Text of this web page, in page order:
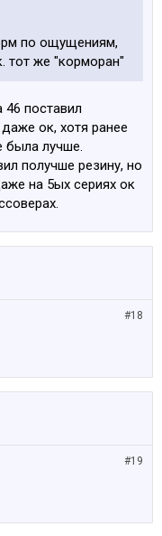
по ощущениям,
тот же "корморан"
46 поставил
ок, хотя ранее
была лучше.
получше резину, но
на 5ых сериях ок
#18
#19